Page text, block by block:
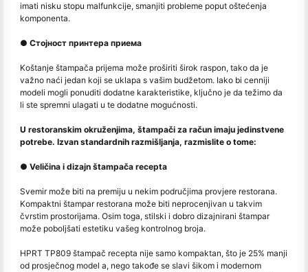
imati nisku stopu malfunkcije, smanjiti probleme poput oštećenja
komponenta.
● Стојност принтера приема
Koštanje štampača prijema može proširiti širok raspon, tako da je
važno naći jedan koji se uklapa s vašim budžetom. Iako bi cenniji
modeli mogli ponuditi dodatne karakteristike, ključno je da težimo da
li ste spremni ulagati u te dodatne mogućnosti.
U restoranskim okruženjima, štampači za račun imaju jedinstvene
potrebe. Izvan standardnih razmišljanja, razmislite o tome:
● Veličina i dizajn štampača recepta
Svemir može biti na premiju u nekim područjima provjere restorana.
Kompaktni štampar restorana može biti neprocenjivan u takvim
čvrstim prostorijama. Osim toga, stilski i dobro dizajnirani štampar
može poboljšati estetiku vašeg kontrolnog broja.
HPRT TP809 štampač recepta nije samo kompaktan, što je 25% manji
od prosječnog model a, nego takođe se slavi šikom i modernom